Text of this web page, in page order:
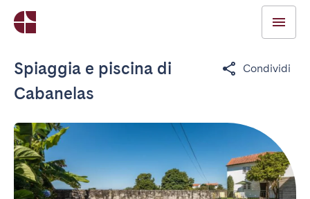
Spiaggia e piscina di
Cabanelas
Condividi